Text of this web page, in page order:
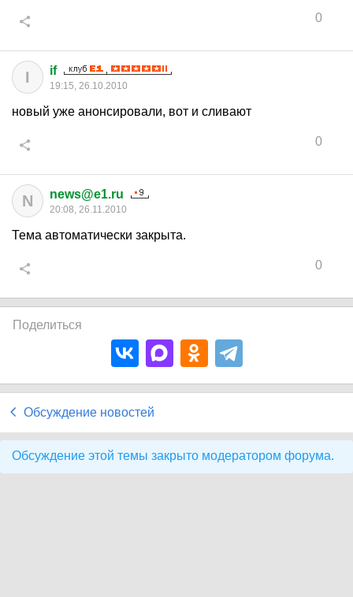
0
I if
19:15, 26.10.2010
новый уже анонсировали, вот и сливают
0
N news@e1.ru
20:08, 26.11.2010
Тема автоматически закрыта.
0
Поделиться
Обсуждение новостей
Обсуждение этой темы закрыто модератором форума.